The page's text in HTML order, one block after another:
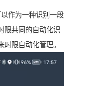
作为一种识别一段
限共同的自动化识
限自动化管理。